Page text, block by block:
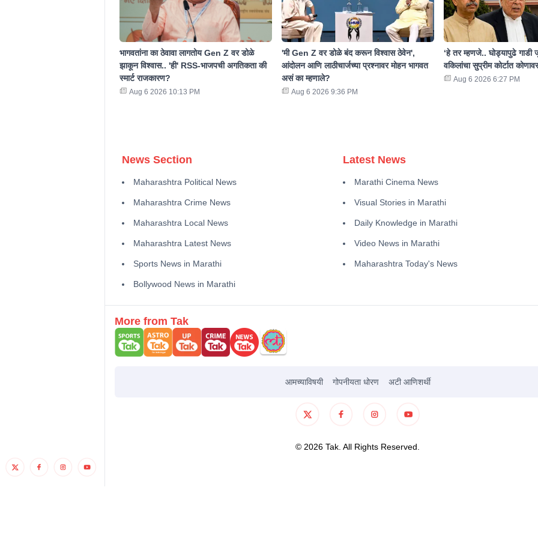
भागवतांना का ठेवावा लागतोय Gen Z वर डोळे
झाकून विश्वास.. 'ही' RSS-भाजपची अगतिकता की
स्मार्ट राजकारण?
Aug 6 2026 10:13 PM
'मी Gen Z वर डोळे बंद करून विश्वास ठेवेन',
आंदोलन आणि लाठीचार्जच्या प्रश्नावर मोहन भागवत
असं का म्हणाले?
Aug 6 2026 9:36 PM
‘हे तर म्हणजे.. घोड्यापुढे गाडी
वकिलांचा सुप्रीम कोर्टात
Aug 6 2026 6:27 PM
News Section
Maharashtra Political News
Maharashtra Crime News
Maharashtra Local News
Maharashtra Latest News
Sports News in Marathi
Bollywood News in Marathi
Latest News
Marathi Cinema News
Visual Stories in Marathi
Daily Knowledge in Marathi
Video News in Marathi
Maharashtra Today's News
More from Tak
आमच्याविषयी गोपनीयता धोरण अटी आणिशर्थी
©2026 Tak. All Rights Reserved.